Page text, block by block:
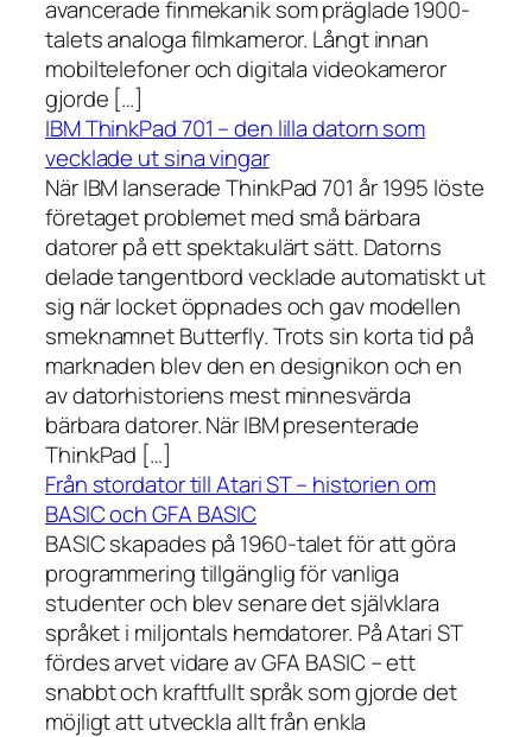
avancerade finmekanik som präglade 1900-
talets analoga filmkameror. Långt innan
mobiltelefoner och digitala videokameror
gjorde […]
IBM ThinkPad 701 – den lilla datorn som
vecklade ut sina vingar
När IBM lanserade ThinkPad 701 år 1995 löste
företaget problemet med små bärbara
datorer på ett spektakulärt sätt. Datorns
delade tangentbord vecklade automatiskt ut
sig när locket öppnades och gav modellen
smeknamnet Butterfly. Trots sin korta tid på
marknaden blev den en designikon och en
av datorhistoriens mest minnesvärda
bärbara datorer. När IBM presenterade
ThinkPad […]
Från stordator till Atari ST – historien om
BASIC och GFA BASIC
BASIC skapades på 1960-talet för att göra
programmering tillgänglig för vanliga
studenter och blev senare det självklara
språket i miljontals hemdatorer. På Atari ST
fördes arvet vidare av GFA BASIC – ett
snabbt och kraftfullt språk som gjorde det
möjligt att utveckla allt från enkla